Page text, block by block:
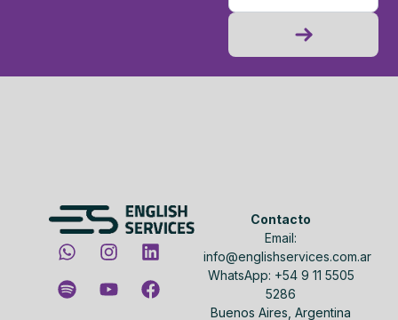
Contacto
Email:
info@englishservices.com.ar
WhatsApp: +54 9 11 5505
5286
Buenos Aires, Argentina